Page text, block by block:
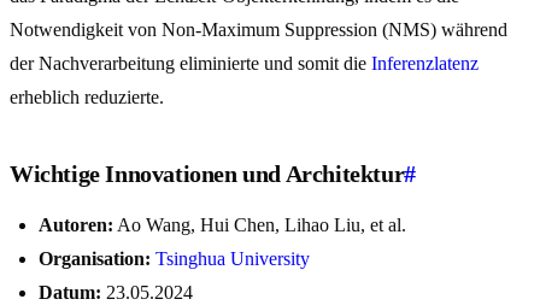
Notwendigkeit von Non-Maximum Suppression (NMS) während
der Nachverarbeitung eliminierte und somit die Inferenzlatenz
erheblich reduzierte.
Wichtige Innovationen und Architektur#
Autoren: Ao Wang, Hui Chen, Lihao Liu, et al.
Organisation: Tsinghua University
Datum: 23.05.2024